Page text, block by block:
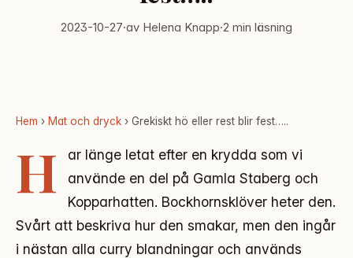
2023-10-27·av Helena Knapp·2 min läsning
Hem › Mat och dryck › Grekiskt hö eller rest blir fest…..
H
ar länge letat efter en krydda som vi
använde en del på Gamla Staberg och
Kopparhatten. Bockhornsklöver heter den.
Svårt att beskriva hur den smakar, men den ingår
i nästan alla curry blandningar och används